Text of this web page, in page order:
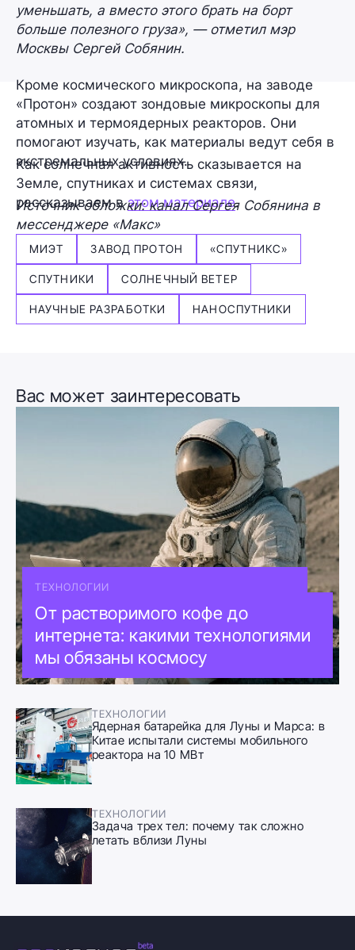
уменьшать, а вместо этого брать на борт
больше полезного груза», — отметил мэр
Москвы Сергей Собянин.
Кроме космического микроскопа, на заводе
«Протон» создают зондовые микроскопы для
атомных и термоядерных реакторов. Они
помогают изучать, как материалы ведут себя в
экстремальных условиях.
Как солнечная активность сказывается на
Земле, спутниках и системах связи,
рассказываем вэтом материале.
Источник обложки: канал Сергея Собянина в
мессенджере «Макс»
МИЭТ ЗАВОД ПРОТОН «СПУТНИКС»
СПУТНИКИ СОЛНЕЧНЫЙ ВЕТЕР
НАУЧНЫЕ РАЗРАБОТКИ НАНОСПУТНИКИ
Вас может заинтересовать
ТЕХНОЛОГИИ
От растворимого кофе до
интернета: какими технологиями
мы обязаны космосу
ТЕХНОЛОГИИ
Ядерная батарейка для Луны и Марса: в
Китае испытали системы мобильного
реактора на 10 МВт
ТЕХНОЛОГИИ
Задача трех тел: почему так сложно
летать вблизи Луны